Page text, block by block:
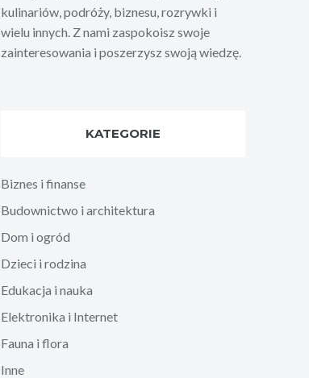
kulinariów, podróży, biznesu, rozrywki i
wielu innych. Z nami zaspokoisz swoje
zainteresowania i poszerzysz swoją wiedzę.
KATEGORIE
Biznes i finanse
Budownictwo i architektura
Dom i ogród
Dzieci i rodzina
Edukacja i nauka
Elektronika i Internet
Fauna i flora
Inne